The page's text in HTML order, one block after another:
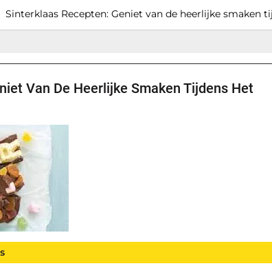
Sinterklaas Recepten: Geniet van de heerlijke smaken
Van De Heerlijke Smaken Tijdens Het